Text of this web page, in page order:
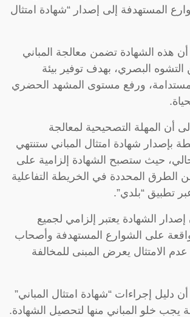
المستهدفة إلى إصدار “شهادة امتثال
أن هذه الشهادة تضمن معالجة المباني
البصري، بهدف توفير بيئة
ورفع مستوى المشهد الحضري
أن المهلة التصحيحية لمعالجة
بإصدار شهادة امتثال المباني ستنتهي
الحالي، حيث ستصبح الشهادة إلزامية على
الطرق المحددة في الخريطة التفاعلية
تطبيق “بلدي”.
إصدار الشهادة يعتبر إلزامي لجميع
على الشوارع المستهدفة وأصحاب
عدم الامتثال يعرض المبنى للمخالفة
أن دليل إجراءات “شهادة امتثال المباني”
مخالفة يجب خلو المباني منها لتحصيل الشهادة.